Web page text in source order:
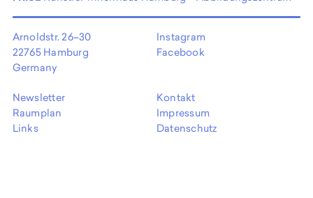
EN
Arnoldstr. 26–30
22765 Hamburg
Germany
Instagram
Facebook
Newsletter
Raumplan
Links
Kontakt
Impressum
Datenschutz